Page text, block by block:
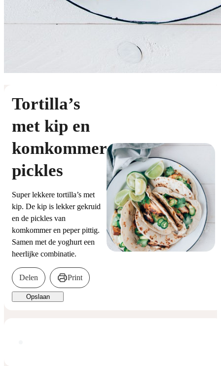
Tortilla’s
met kip en
komkommer
pickles
Super lekkere tortilla’s met
kip. De kip is lekker gekruid
en de pickles van
komkommer en peper pittig.
Samen met de yoghurt een
heerlijke combinatie.
Delen Print
Opslaan